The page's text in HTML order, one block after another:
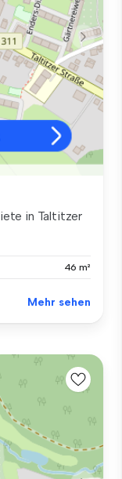
in Taltitzer
46 m²
Mehr sehen